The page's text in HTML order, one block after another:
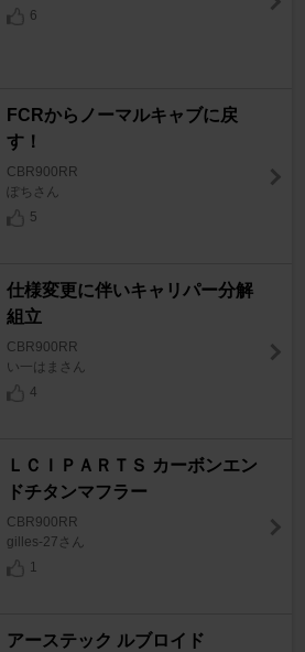
6
FCRからノーマルキャブに戻
す！
CBR900RR
ぽちさん
5
仕様変更に伴いキャリパー分解
組立
CBR900RR
い一はまさん
4
ＬＣＩＰＡＲＴＳ カーボンエン
ドチタンマフラー
CBR900RR
gilles-27さん
1
アーステック ルブロイド